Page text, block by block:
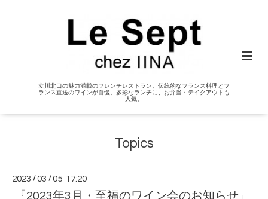
立川北口の魅力満載のフレンチレストラン。伝統的なフランス料理とフ
ランス直送のワインが自慢。多彩なランチに、お弁当・テイクアウトも
人気。
Topics
2023 /03 /05 17:20
『2023年3月・至福のワイン会のお知らせ』